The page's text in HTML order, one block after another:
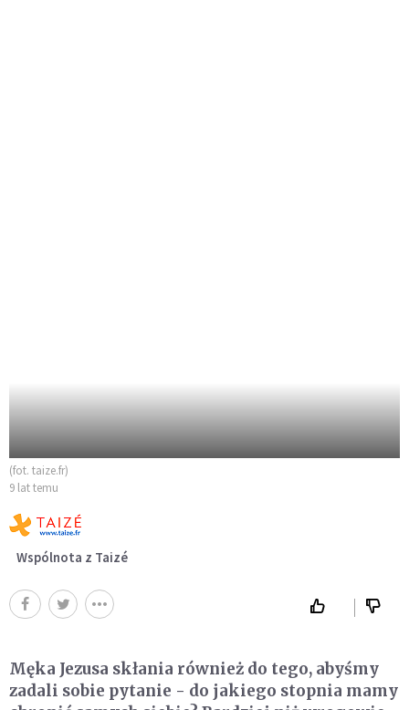
(fot. taize.fr)
9 lat temu
Wspólnota z Taizé
Męka Jezusa skłania również do tego, abyśmy
zadali sobie pytanie - do jakiego stopnia mamy